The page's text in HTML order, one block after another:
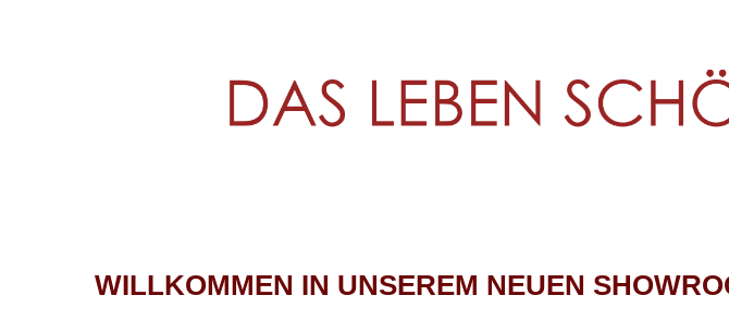
WILLKOMMEN IN UNSEREM NEUEN